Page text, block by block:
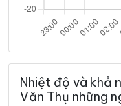
Nhiệt độ và khả
Văn Thụ những